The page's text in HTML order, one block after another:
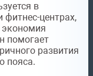
в
фитнес-центрах,
помогает
развития
пояса.